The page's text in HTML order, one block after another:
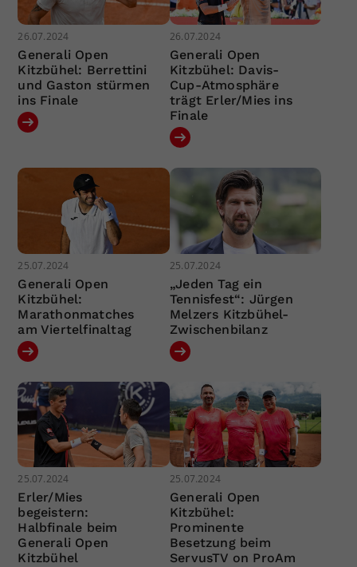
26.07.2024
Generali Open
Kitzbühel: Berrettini
und Gaston stürmen
ins Finale
26.07.2024
Generali Open
Kitzbühel: Davis-
Cup-Atmosphäre
trägt Erler/Mies ins
Finale
25.07.2024
Generali Open
Kitzbühel:
Marathonmatches
am Viertelfinaltag
25.07.2024
„Jeden Tag ein
Tennisfest“: Jürgen
Melzers Kitzbühel-
Zwischenbilanz
25.07.2024
Erler/Mies
begeistern:
Halbfinale beim
Generali Open
Kitzbühel
25.07.2024
Generali Open
Kitzbühel:
Prominente
Besetzung beim
ServusTV on ProAm